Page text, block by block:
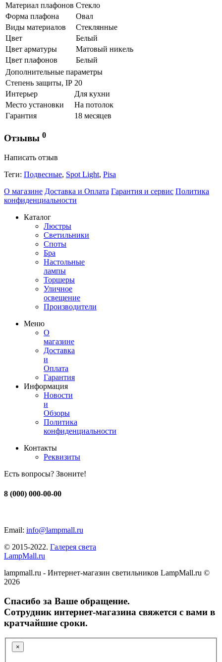
Материал плафонов Стекло
Форма плафона
Овал
Виды материалов
Стеклянные
Цвет
Белый
Цвет арматуры
Матовый никель
Цвет плафонов
Белый
Дополнительные параметры
Степень защиты, IP 20
Интерьер
Для кухни
Место установки
На потолок
Гарантия
18 месяцев
Отзывы 0
Написать отзыв
Теги: Подвесные, Spot Light, Pisa
О магазине Доставка и Оплата Гарантия и сервис Политика
конфиденциальности
Каталог
Люстры
Светильники
Споты
Бра
Настольные
лампы
Торшеры
Уличное
освещение
Производители
Меню
О
магазине
Доставка
и
Оплата
Гарантия
Информация
Новости
и
Обзоры
Политика
конфиденциальности
Контакты
Реквизиты
Есть вопросы? Звоните!
8 (000) 000-00-00
Email: info@lampmall.ru
© 2015-2022. Галерея света
LampMall.ru
lampmall.ru - Интернет-магазин светильников LampMall.ru ©
2026
Спасибо за Ваше обращение.
Сотрудник интернет-магазина свяжется с вами в
кратчайшие сроки.
×